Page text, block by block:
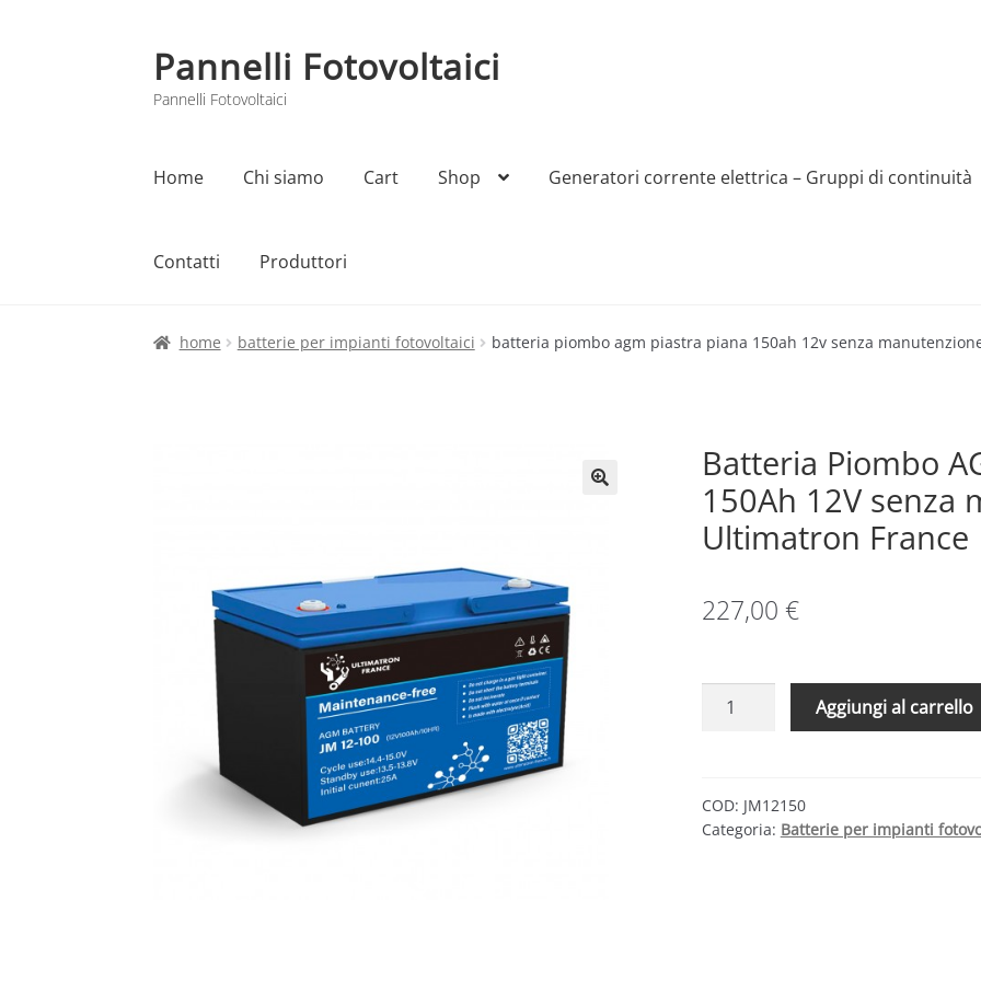
Vai
alla
navigazione
Vai
al
contenuto
Pannelli Fotovoltaici
Pannelli Fotovoltaici
Home Chi siamo Cart Shop Generatori corrente elettrica – Gruppi di continuità
Contatti Produttori
Home Cart Checkout Chi siamo Contatti My account Produttori Sample Page Shop
home batterie per impianti fotovoltaici batteria piombo agm piastra piana 150ah 12v senza
Batteria Piombo
150Ah 12V senza
Ultimatron France
227,00 €
Batteria
piana
150Ah
Aggiungi al carrello
COD: JM12150
Categoria: Batterie per impianti